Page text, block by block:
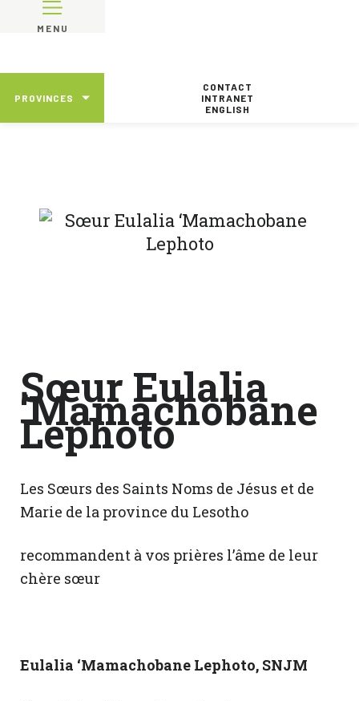
MENU
PROVINCES
CONTACT
INTRANET
ENGLISH
Sœur Eulalia
‘Mamachobane
Lephoto
Les Sœurs des Saints Noms de Jésus et de
Marie de la province du Lesotho
recommandent à vos prières l’âme de leur
chère sœur
Eulalia ‘Mamachobane Lephoto, SNJM